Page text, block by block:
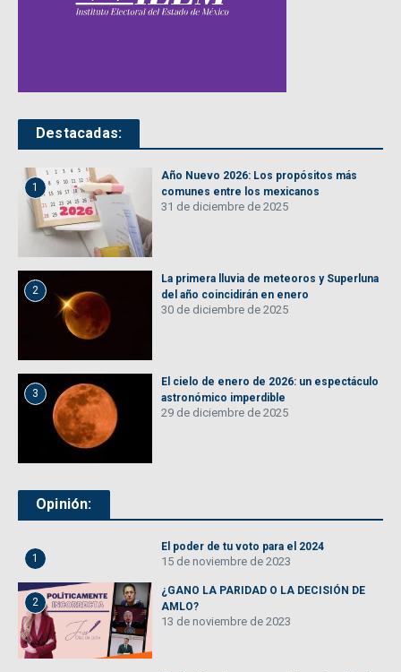
Destacadas:
1
Año Nuevo 2026: Los propósitos más
comunes entre los mexicanos
31 de diciembre de 2025
2
La primera lluvia de meteoros y Superluna
del año coincidirán en enero
30 de diciembre de 2025
3
El cielo de enero de 2026: un espectáculo
astronómico imperdible
29 de diciembre de 2025
Opinión:
1
El poder de tu voto para el 2024
15 de noviembre de 2023
2
¿GANO LA PARIDAD O LA DECISIÓN DE
AMLO?
13 de noviembre de 2023